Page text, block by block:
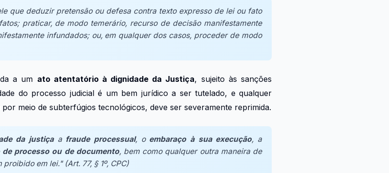
que deduzir pretensão ou defesa contra texto expresso de lei ou fato
praticar, de modo temerário, recurso de decisão manifestamente
infundados; ou, em qualquer dos casos, proceder de modo
a um ato atentatório à dignidade da Justiça, sujeito às sanções
do processo judicial é um bem jurídico a ser tutelado, e qualquer
meio de subterfúgios tecnológicos, deve ser severamente reprimida.
da justiçaa fraude processual, o embaraço à sua execução, a
processo ou de documento, bem como qualquer outra maneira de
em lei." (Art. 77, § 1º, CPC)